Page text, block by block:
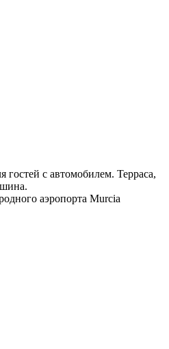
гостей с автомобилем. Терраса,
аэропорта Murcia